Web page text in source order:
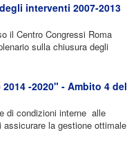
interventi 2007-2013
il Centro Congressi Roma
sulla chiusura degli
-2020" - Ambito 4 del
di condizioni interne alle
la gestione ottimale